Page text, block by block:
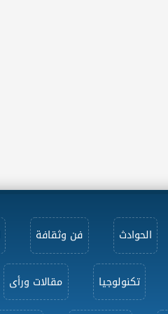
الحوادث فن وثقافة
تكنولوجيا مقالات ورأى